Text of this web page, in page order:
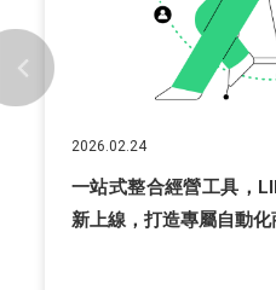
2026.02.24
一站式整合經營工具，
新上線，打造專屬自動